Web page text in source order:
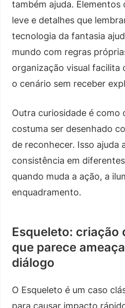
também ajuda. Elementos
leve e detalhes que
tecnologia da fantasia
mundo com regras
organização visual facilita
o cenário sem receber
Outra curiosidade é como
costuma ser desenhado
de reconhecer. Isso ajuda
consistência em
quando muda a ação, a
enquadramento.
Esqueleto: criação
que parece
diálogo
O Esqueleto é um caso
para causar impacto